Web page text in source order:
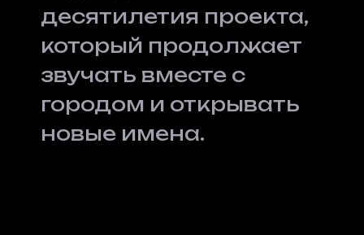
десятилетия проекта,
который продолжает
звучать вместе с
городом и открывать
новые имена.